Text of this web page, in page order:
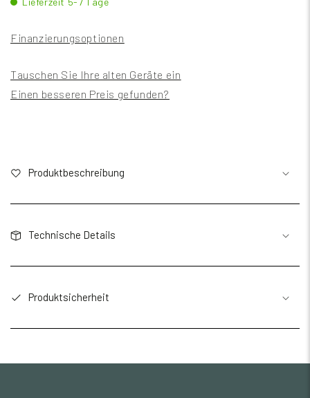
Finanzierungsoptionen
Tauschen Sie Ihre alten Geräte ein
Einen besseren Preis gefunden?
Produktbeschreibung
Technische Details
Produktsicherheit